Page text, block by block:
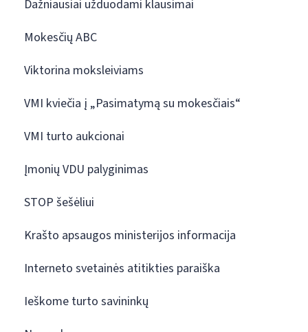
Dažniausiai užduodami klausimai
Mokesčių ABC
Viktorina moksleiviams
VMI kviečia į „Pasimatymą su mokesčiais“
VMI turto aukcionai
Įmonių VDU palyginimas
STOP šešėliui
Krašto apsaugos ministerijos informacija
Interneto svetainės atitikties paraiška
Ieškome turto savininkų